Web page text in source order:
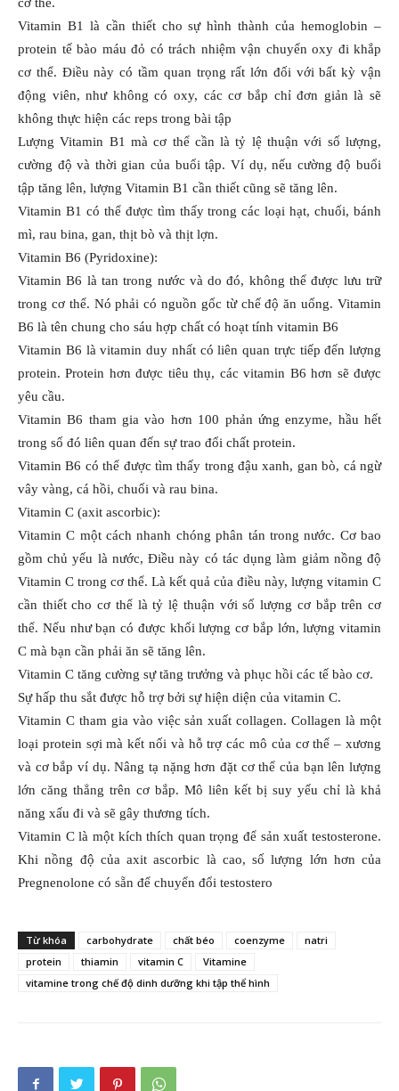
Vitamin B1 là cần thiết cho sự hình thành của hemoglobin –
protein tế bào máu đỏ có trách nhiệm vận chuyển oxy đi khắp
cơ thể. Điều này có tầm quan trọng rất lớn đối với bất kỳ vận
động viên, như không có oxy, các cơ bắp chỉ đơn giản là sẽ
không thực hiện các reps trong bài tập
Lượng Vitamin B1 mà cơ thể cần là tỷ lệ thuận với số lượng,
cường độ và thời gian của buổi tập. Ví dụ, nếu cường độ buổi
tập tăng lên, lượng Vitamin B1 cần thiết cũng sẽ tăng lên.
Vitamin B1 có thể được tìm thấy trong các loại hạt, chuối, bánh
mì, rau bina, gan, thịt bò và thịt lợn.
Vitamin B6 (Pyridoxine):
Vitamin B6 là tan trong nước và do đó, không thể được lưu trữ
trong cơ thể. Nó phải có nguồn gốc từ chế độ ăn uống. Vitamin
B6 là tên chung cho sáu hợp chất có hoạt tính vitamin B6
Vitamin B6 là vitamin duy nhất có liên quan trực tiếp đến lượng
protein. Protein hơn được tiêu thụ, các vitamin B6 hơn sẽ được
yêu cầu.
Vitamin B6 tham gia vào hơn 100 phản ứng enzyme, hầu hết
trong số đó liên quan đến sự trao đổi chất protein.
Vitamin B6 có thể được tìm thấy trong đậu xanh, gan bò, cá ngừ
vây vàng, cá hồi, chuối và rau bina.
Vitamin C (axit ascorbic):
Vitamin C một cách nhanh chóng phân tán trong nước. Cơ bao
gồm chủ yếu là nước, Điều này có tác dụng làm giảm nồng độ
Vitamin C trong cơ thể. Là kết quả của điều này, lượng vitamin C
cần thiết cho cơ thể là tỷ lệ thuận với số lượng cơ bắp trên cơ
thể. Nếu như bạn có được khối lượng cơ bắp lớn, lượng vitamin
C mà bạn cần phải ăn sẽ tăng lên.
Vitamin C tăng cường sự tăng trưởng và phục hồi các tế bào cơ.
Sự hấp thu sắt được hỗ trợ bởi sự hiện diện của vitamin C.
Vitamin C tham gia vào việc sản xuất collagen. Collagen là một
loại protein sợi mà kết nối và hỗ trợ các mô của cơ thể – xương
và cơ bắp ví dụ. Nâng tạ nặng hơn đặt cơ thể của bạn lên lượng
lớn căng thẳng trên cơ bắp. Mô liên kết bị suy yếu chỉ là khả
năng xấu đi và sẽ gây thương tích.
Vitamin C là một kích thích quan trọng để sản xuất testosterone.
Khi nồng độ của axit ascorbic là cao, số lượng lớn hơn của
Pregnenolone có sẵn để chuyển đổi testostero
Từ khóa carbohydrate chất béo coenzyme
natri
protein
thiamin vitamin C
Vitamine
vitamine trong chế độ dinh dưỡng khi tập thể hình